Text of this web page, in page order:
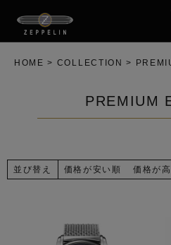
HOME COLLECTION
PREMIUM
並び替え 価格が安い順 価格が